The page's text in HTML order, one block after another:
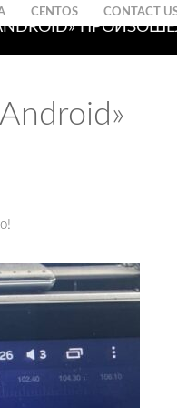
CENTOS CONTACT